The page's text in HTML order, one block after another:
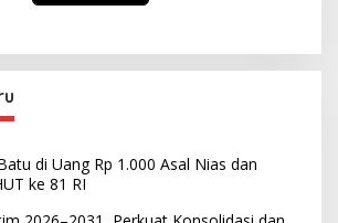
di Uang Rp 1.000 Asal Nias dan
ke 81 RI